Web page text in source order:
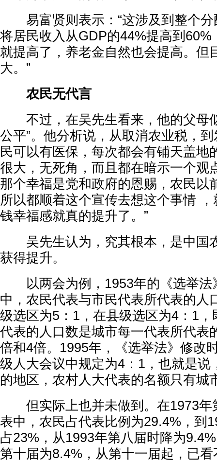
易富贤则表示：“这涉及到整个分
将居民收入从GDP的44%提高到60%
就提高了，养老金自然也会提高。但
大。”
农民无代言
不过，在吴先生看来，他的父母
公平”。他分析说，从取消农业税，
民可以有医保，每次都会有铺天盖地
很大，无死角，而且都在暗示一个观
那个幸福是党和政府的恩赐，农民以
所以都顺着这个宣传去想这个事情
钱幸福感就真的提升了。”
吴先生认为，究其根本，是中国
获得提升。
以两会为例，1953年的《选举法
中，农民代表与市民代表所代表的人
级选区为5：1，在县级选区为4：1
代表的人口数是城市每一代表所代表
倍和4倍。1995年，《选举法》修改
级人大会议中规定为4：1，也就是说
的地区，农村人大代表的名额只有城
但实际上也并未做到。在1973年
表中，农民占代表比例为29.4%，到
占23%，从1993年第八届时降为
第十届为8.4%，从第十一届起，已